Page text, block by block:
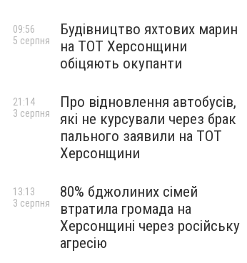
Будівництво яхтових марин
на ТОТ Херсонщини
обіцяють окупанти
09:56
5 серпня
Про відновлення автобусів,
які не курсували через брак
пального заявили на ТОТ
Херсонщини
21:14
3 серпня
80% бджолиних сімей
втратила громада на
Херсонщині через російську
агресію
13:13
3 серпня